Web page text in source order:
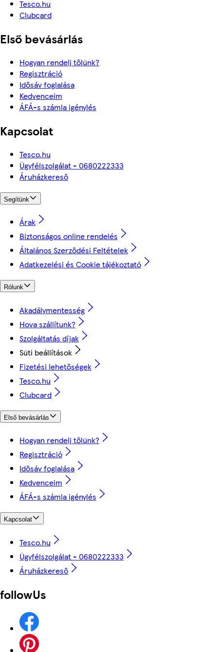
Tesco.hu
Clubcard
Első bevásárlás
Hogyan rendelj tőlünk?
Regisztráció
Idősáv foglalása
Kedvenceim
ÁFÁ-s számla igénylés
Kapcsolat
Tesco.hu
Ügyfélszolgálat - 0680222333
Áruházkereső
Segítünk
Árak
Biztonságos online rendelés
Általános Szerződési Feltételek
Adatkezelési és Cookie tájékoztató
Rólunk
Akadálymentesség
Hova szállítunk?
Szolgáltatás díjak
Süti beállítások
Fizetési lehetőségek
Tesco.hu
Clubcard
Első bevásárlás
Hogyan rendelj tőlünk?
Regisztráció
Idősáv foglalása
Kedvenceim
ÁFÁ-s számla igénylés
Kapcsolat
Tesco.hu
Ügyfélszolgálat - 0680222333
Áruházkereső
followUs